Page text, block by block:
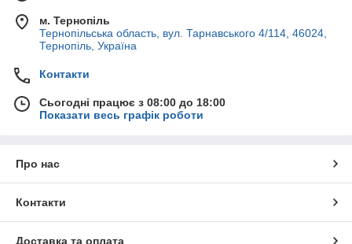
м. Тернопіль
Тернопільська область, вул. Тарнавського 4/114, 46024,
Тернопіль, Україна
Контакти
Сьогодні працює з 08:00 до 18:00
Показати весь графік роботи
Про нас
Контакти
Доставка та оплата